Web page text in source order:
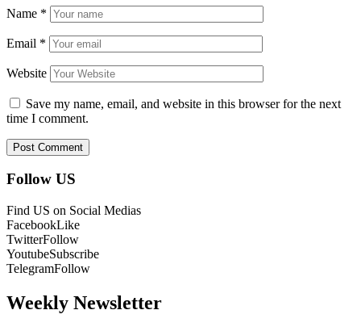
Name *
Email *
Website
Save my name, email, and website in this browser for the next
time I comment.
Follow US
Find US on Social Medias
FacebookLike
TwitterFollow
YoutubeSubscribe
TelegramFollow
Weekly Newsletter